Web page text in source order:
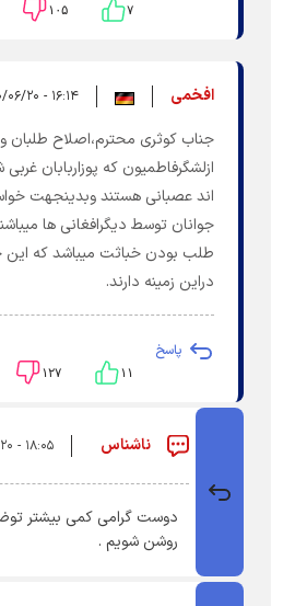
۷ ۱۰۵
افخمی ۱۶:۱۴ - ۱۴۰۰/۰۶/۲۰
جناب کوثری محترم،اصلاح طلبان
ازلشگرفاطمیون که پوزاربابان
اند عصبانی هستند وبدینجهت
جوانان توسط دیگرافغانی ها
طلب بودن خباثت میباشد که این
دراین زمینه دارند.
پاسخ
۱۱ ۱۲۷
ناشناس ۱۸:۰۵ - ۱۴۰۰/۰۶/۲۰
دوست گرامی کمی بیشتر
روشن شویم .